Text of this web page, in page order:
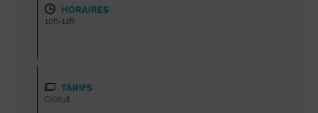
HORAIRES
10h-12h
TARIFS
Gratuit